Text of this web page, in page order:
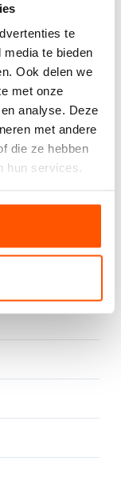
te
te bieden
Ook delen we
met onze
analyse. Deze
met andere
die ze hebben
hun services.
handige
berekentool:
Berekentool